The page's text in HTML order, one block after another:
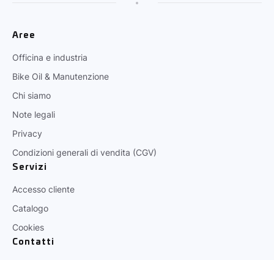
Aree
Officina e industria
Bike Oil & Manutenzione
Chi siamo
Note legali
Privacy
Condizioni generali di vendita (CGV)
Servizi
Accesso cliente
Catalogo
Cookies
Contatti